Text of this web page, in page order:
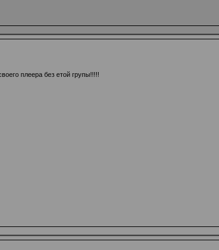
плеера без етой групы!!!!!